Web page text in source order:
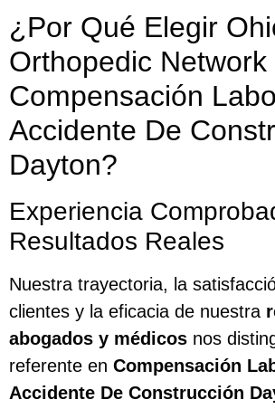
¿Por Qué Elegir
Orthopedic Network
Compensación
Accidente De
Dayton?
Experiencia
Resultados Reales
Nuestra trayectoria, la
clientes y la eficacia de nuestra
abogados y médicos nos
referente en Compensación
Accidente De Construcción